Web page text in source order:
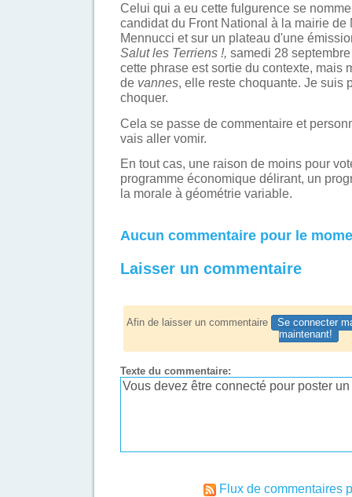
Celui qui a eu cette fulgurence se
candidat du Front National à la mairie de
Mennucci et sur un plateau d'une
Salut les Terriens !, samedi 28
cette phrase est sortie du contexte, mais
de vannes, elle reste choquante. Je suis
choquer.
Cela se passe de commentaire et
vais aller vomir.
En tout cas, une raison de moins pour
programme économique délirant, un
la morale à géométrie variable.
Aucun commentaire pour le
Laisser un commentaire
Afin de laisser un commentaire
Se connecter
maintenant!
Texte du commentaire:
Flux de commentaires